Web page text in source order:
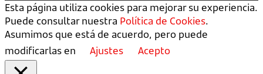
Esta página utiliza cookies para mejorar su experiencia.
Puede consultar nuestra Política de Cookies.
Asumimos que está de acuerdo, pero puede
modificarlas en
Ajustes Acepto